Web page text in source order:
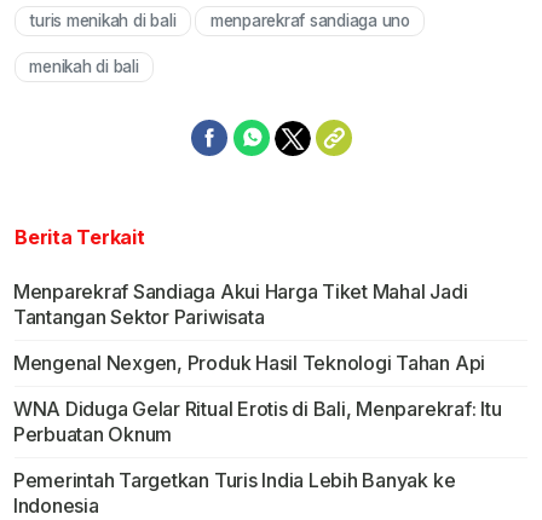
turis menikah di bali menparekraf sandiaga uno
menikah di bali
Berita Terkait
Menparekraf Sandiaga Akui Harga Tiket Mahal Jadi
Tantangan Sektor Pariwisata
Mengenal Nexgen, Produk Hasil Teknologi Tahan Api
WNA Diduga Gelar Ritual Erotis di Bali, Menparekraf: Itu
Perbuatan Oknum
Pemerintah Targetkan Turis India Lebih Banyak ke
Indonesia